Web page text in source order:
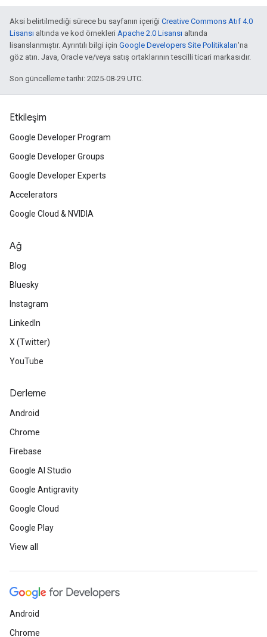
Aksi belirtilmediği sürece bu sayfanın içeriği Creative Commons Atıf 4.0
Lisansı altında ve kod örnekleri Apache 2.0 Lisansı altında
lisanslanmıştır. Ayrıntılı bilgi için Google Developers Site Politikaları'na
göz atın. Java, Oracle ve/veya satış ortaklarının tescilli ticari markasıdır.
Son güncelleme tarihi: 2025-08-29 UTC.
Etkileşim
Google Developer Program
Google Developer Groups
Google Developer Experts
Accelerators
Google Cloud & NVIDIA
Ağ
Blog
Bluesky
Instagram
LinkedIn
X (Twitter)
YouTube
Derleme
Android
Chrome
Firebase
Google AI Studio
Google Antigravity
Google Cloud
Google Play
View all
Android
Chrome